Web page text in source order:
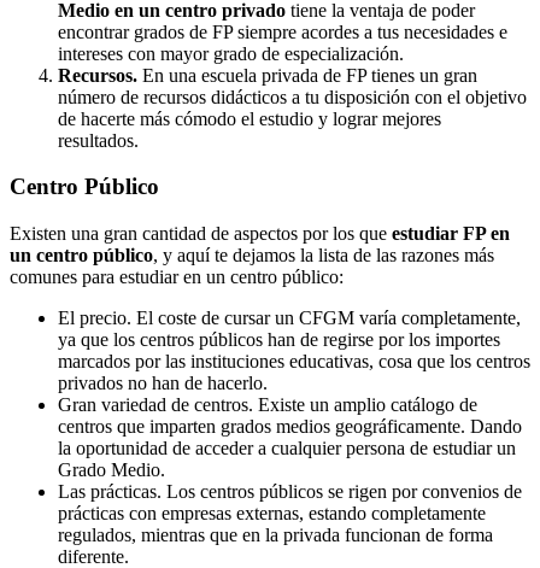
Medio en un centro privado tiene la ventaja de poder
encontrar grados de FP siempre acordes a tus necesidades e
intereses con mayor grado de especialización.
Recursos. En una escuela privada de FP tienes un gran
número de recursos didácticos a tu disposición con el objetivo
de hacerte más cómodo el estudio y lograr mejores
resultados.
Centro Público
Existen una gran cantidad de aspectos por los que estudiar FP en
un centro público, y aquí te dejamos la lista de las razones más
comunes para estudiar en un centro público:
El precio. El coste de cursar un CFGM varía completamente,
ya que los centros públicos han de regirse por los importes
marcados por las instituciones educativas, cosa que los centros
privados no han de hacerlo.
Gran variedad de centros. Existe un amplio catálogo de
centros que imparten grados medios geográficamente. Dando
la oportunidad de acceder a cualquier persona de estudiar un
Grado Medio.
Las prácticas. Los centros públicos se rigen por convenios de
prácticas con empresas externas, estando completamente
regulados, mientras que en la privada funcionan de forma
diferente.